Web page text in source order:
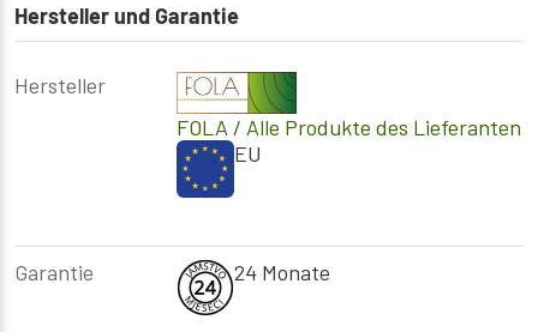
Hersteller und Garantie
Hersteller
FOLA / Alle Produkte des Lieferanten
EU
Garantie 24 Monate